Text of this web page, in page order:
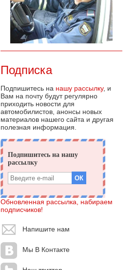
Подписка
Подпишитесь на нашу рассылку, и
Вам на почту будут регулярно
приходить новости для
автомобилистов, анонсы новых
материалов нашего сайта и другая
полезная информация.
Обновленная рассылка, набираем
подписчиков!
Напишите нам
Мы В Контакте